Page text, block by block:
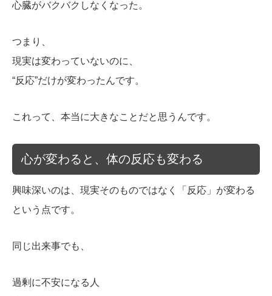
心臓がバクバクしなくなった。
つまり、
現実は変わっていないのに、
“反応”だけが変わったんです。
これって、本当に大きなことだと思うんです。
心が変わると、体の反応も変わる
興味深いのは、現実そのものではなく「反応」が変わる
という点です。
同じ出来事でも、
過剰に不安になる人